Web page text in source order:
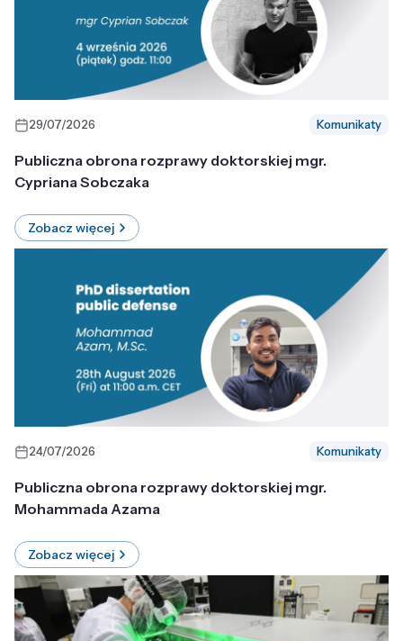
29/07/2026 Komunikaty
Publiczna obrona rozprawy doktorskiej mgr.
Cypriana Sobczaka
Zobacz więcej
24/07/2026 Komunikaty
Publiczna obrona rozprawy doktorskiej mgr.
Mohammada Azama
Zobacz więcej